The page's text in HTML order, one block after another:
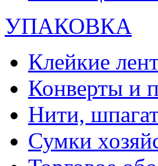
УПАКОВКА
Клейкие
Конверты и
Нити,
Сумки